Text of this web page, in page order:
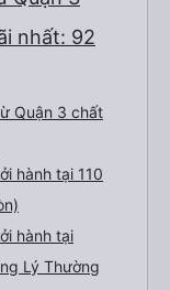
nhất: 92
Quận 3 chất
hành tại 110
hành tại
Lý Thường